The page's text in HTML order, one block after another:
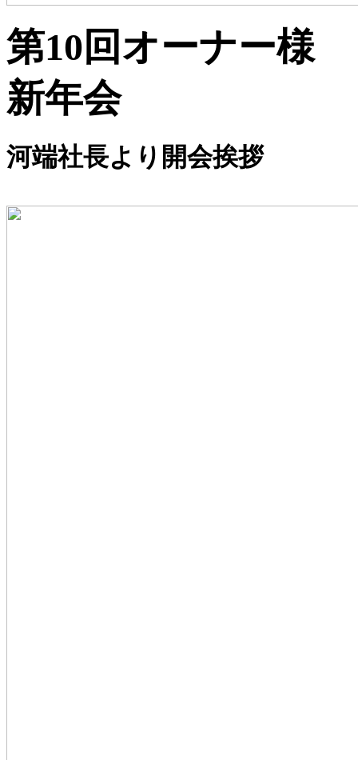
第10回オーナー様
新年会
河端社長より開会挨拶